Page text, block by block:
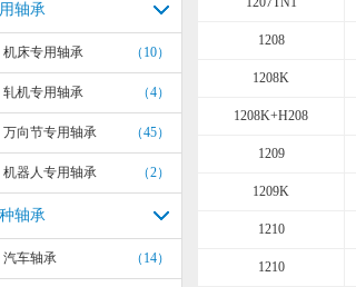
轴承
机床专用轴承 （10）
轧机专用轴承 （4）
万向节专用轴承 （45）
机器人专用轴承 （2）
轴承
汽车轴承 （14）
1208
1208K
1208K+H208
1209
1209K
1210
1210